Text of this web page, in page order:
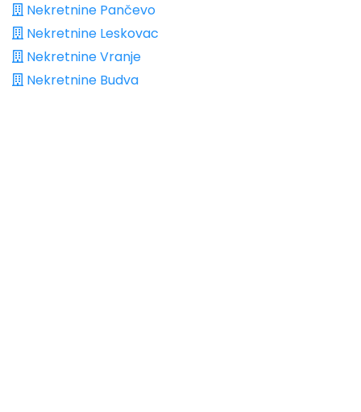
Nekretnine Pančevo
Nekretnine Leskovac
Nekretnine Vranje
Nekretnine Budva